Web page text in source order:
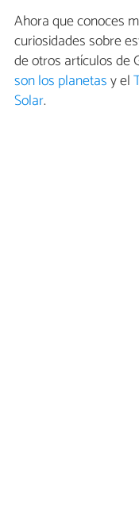
Ahora que conoces
curiosidades sobre
de otros artículos de
son los planetasy el
Solar.